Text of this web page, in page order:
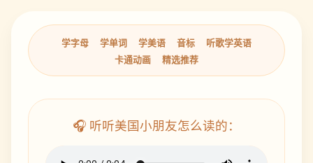
学字母 学单词 学美语 音标
听歌学英语
卡通动画
精选推荐
🎧 听听美国小朋友怎么读的：